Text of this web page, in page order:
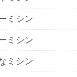
ミシン
ミシン
ミシン